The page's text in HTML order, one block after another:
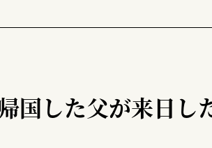
国した父が来日し